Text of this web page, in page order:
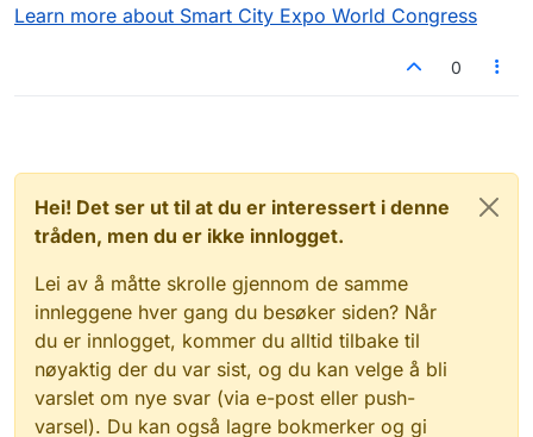
Learn more about Smart City Expo World Congress
0
Hei! Det ser ut til at du er interessert i denne
tråden, men du er ikke innlogget.
Lei av å måtte skrolle gjennom de samme
innleggene hver gang du besøker siden? Når
du er innlogget, kommer du alltid tilbake til
nøyaktig der du var sist, og du kan velge å bli
varslet om nye svar (via e-post eller push-
varsel). Du kan også lagre bokmerker og gi